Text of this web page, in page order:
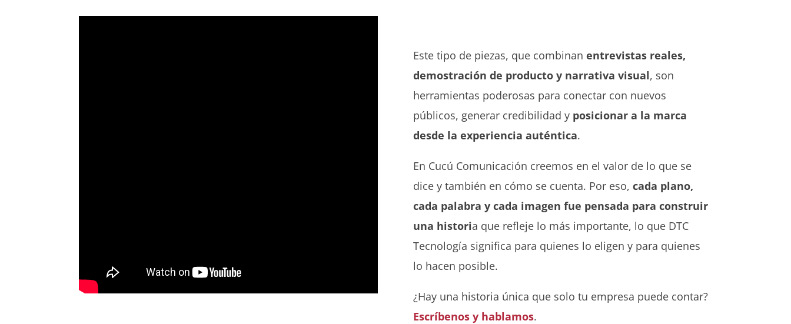
Este tipo de piezas, que combinan entrevistas reales,
demostración de producto y narrativa visual, son
herramientas poderosas para conectar con nuevos
públicos, generar credibilidad y posicionar a la marca
desde la experiencia auténtica.
En Cucú Comunicación creemos en el valor de lo que se
dice y también en cómo se cuenta. Por eso, cada plano,
cada palabra y cada imagen fue pensada para construir
una historia que refleje lo más importante, lo que DTC
Tecnología significa para quienes lo eligen y para quienes
lo hacen posible.
¿Hay una historia única que solo tu empresa puede contar?
Escríbenos y hablamos.